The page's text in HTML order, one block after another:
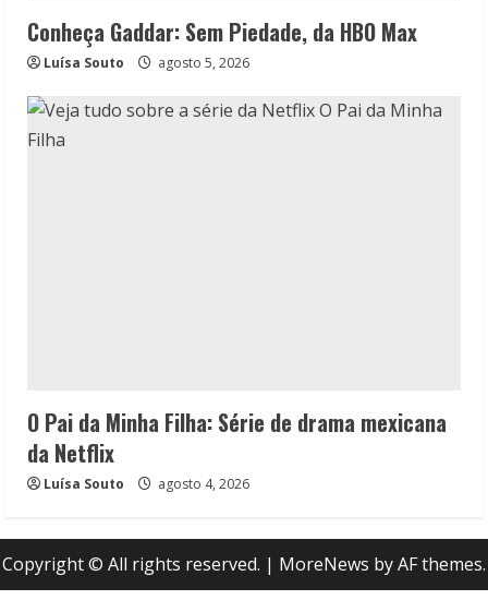
Conheça Gaddar: Sem Piedade, da HBO Max
Luísa Souto agosto 5, 2026
O Pai da Minha Filha: Série de drama mexicana
da Netflix
Luísa Souto agosto 4, 2026
Copyright © All rights reserved. | MoreNews by AF themes.